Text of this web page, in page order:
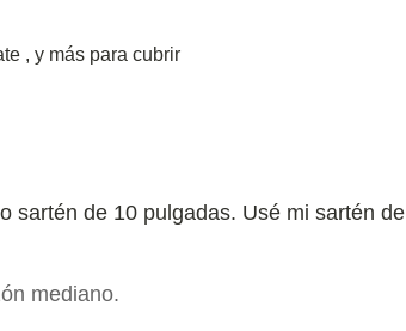
, y más para cubrir
sartén de 10 pulgadas. Usé mi sartén de
mediano.